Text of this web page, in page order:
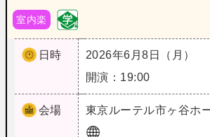
室内楽
日時
2026年6月8日（月）
開演：19:00
会場 東京ルーテル市ヶ谷ホ